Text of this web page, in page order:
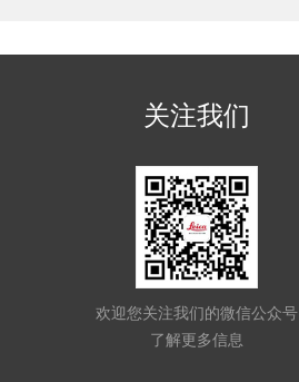
关注我们
欢迎您关注我们的微信公众号
了解更多信息